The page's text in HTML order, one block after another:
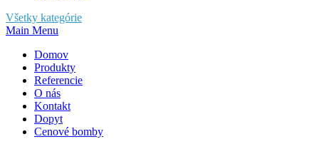
Všetky kategórie
Main Menu
Domov
Produkty
Referencie
O nás
Kontakt
Dopyt
Cenové bomby